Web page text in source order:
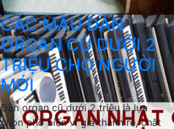
CÁC MẪU ĐÀN
ORGAN CŨ DƯỚI 2
TRIỆU CHO NGƯỜI
MỚI
Đàn organ cũ dưới 2 triệu là lựa
chọn phổ biến vì giá thành rẻ, chất